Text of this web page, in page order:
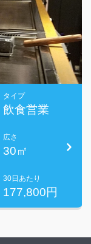
タイプ
飲食営業
広さ
30㎡
30日あたり
177,800円